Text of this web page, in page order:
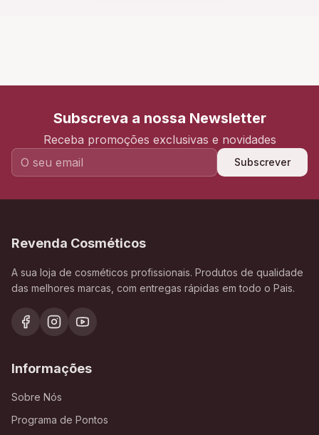
Subscreva a nossa Newsletter
Receba promoções exclusivas e novidades
Subscrever
Revenda Cosméticos
A sua loja de cosméticos profissionais. Produtos de qualidade
das melhores marcas, com entregas rápidas em todo o Pais.
Informações
Sobre Nós
Programa de Pontos